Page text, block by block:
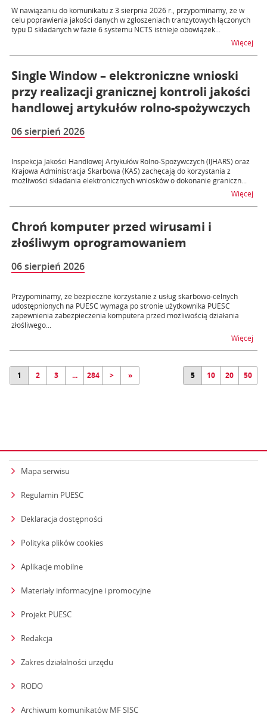
W nawiązaniu do komunikatu z 3 sierpnia 2026 r., przypominamy, że w
celu poprawienia jakości danych w zgłoszeniach tranzytowych łączonych
typu D składanych w fazie 6 systemu NCTS istnieje obowiązek...
Więcej
Single Window – elektroniczne wnioski
przy realizacji granicznej kontroli jakości
handlowej artykułów rolno-spożywczych
06 sierpień 2026
Inspekcja Jakości Handlowej Artykułów Rolno-Spożywczych (IJHARS) oraz
Krajowa Administracja Skarbowa (KAS) zachęcają do korzystania z
możliwości składania elektronicznych wniosków o dokonanie graniczn...
Więcej
Chroń komputer przed wirusami i
złośliwym oprogramowaniem
06 sierpień 2026
Przypominamy, że bezpieczne korzystanie z usług skarbowo-celnych
udostępnionych na PUESC wymaga po stronie użytkownika PUESC
zapewnienia zabezpieczenia komputera przed możliwością działania
złośliwego...
Więcej
1 2 3 ... 284 > » 5 10 20 50
Mapa serwisu
Regulamin PUESC
Deklaracja dostępności
Polityka plików cookies
Aplikacje mobilne
Materiały informacyjne i promocyjne
Projekt PUESC
Redakcja
Zakres działalności urzędu
RODO
Archiwum komunikatów MF SISC